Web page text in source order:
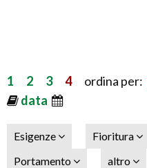
1 2 3 4ordina per:
data
Esigenze Fioritura
Portamento
altro